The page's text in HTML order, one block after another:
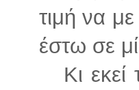
τιμή να
έστω σε
Κι εκεί